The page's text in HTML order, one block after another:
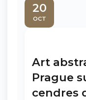
20
OCT
Art
Prague
cendres